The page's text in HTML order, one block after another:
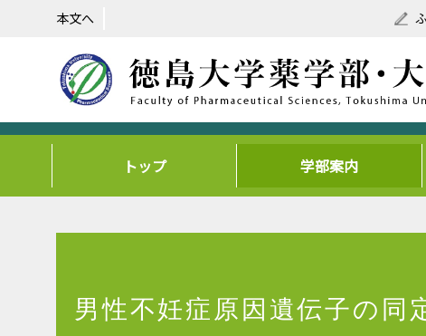
本文へ
トップ 学部案内
男性不妊症原因遺伝子の同